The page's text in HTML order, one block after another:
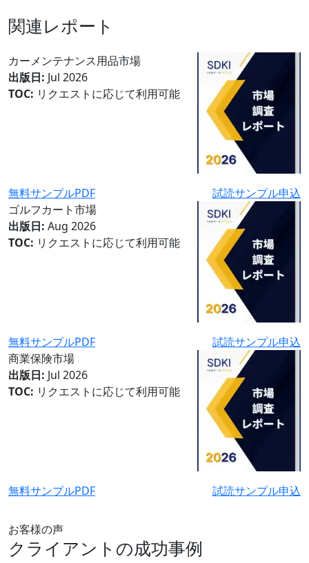
関連レポート
カーメンテナンス用品市場
出版日: Jul 2026
TOC: リクエストに応じて利用可能
無料サンプルPDF
試読サンプル申込
ゴルフカート市場
出版日: Aug 2026
TOC: リクエストに応じて利用可能
無料サンプルPDF
試読サンプル申込
商業保険市場
出版日: Jul 2026
TOC: リクエストに応じて利用可能
無料サンプルPDF 試読サンプル申込
お客様の声
クライアントの成功事例